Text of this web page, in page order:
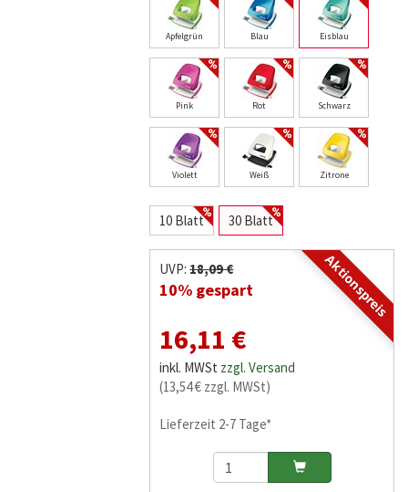
Apfelgrün Blau Eisblau
Pink Rot Schwarz
Violett Weiß Zitrone
10 Blatt 30 Blatt
Aktionspreis
UVP:18,09 €
10% gespart
16,11 €
inkl. MWSt zzgl. Versand
(13,54 € zzgl. MWSt)
Lieferzeit 2-7 Tage*